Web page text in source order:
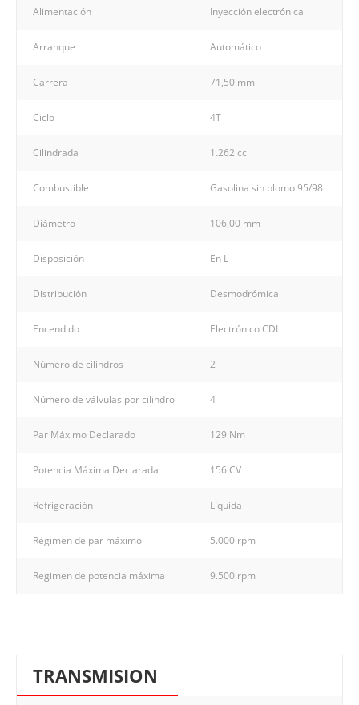
Alimentación Inyección electrónica
Arranque Automático
Carrera 71,50 mm
Ciclo 4T
Cilindrada 1.262 cc
Combustible Gasolina sin plomo 95/98
Diámetro 106,00 mm
Disposición En L
Distribución Desmodrómica
Encendido Electrónico CDI
Número de cilindros 2
Número de válvulas por cilindro 4
Par Máximo Declarado 129 Nm
Potencia Máxima Declarada 156 CV
Refrigeración Líquida
Régimen de par máximo 5.000 rpm
Regimen de potencia máxima 9.500 rpm
TRANSMISION